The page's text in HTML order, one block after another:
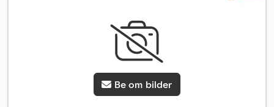
Be om bilder